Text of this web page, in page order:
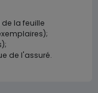
la feuille
de l'assuré.